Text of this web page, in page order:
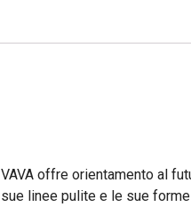
VAVA offre orientamento al
sue linee pulite e le sue